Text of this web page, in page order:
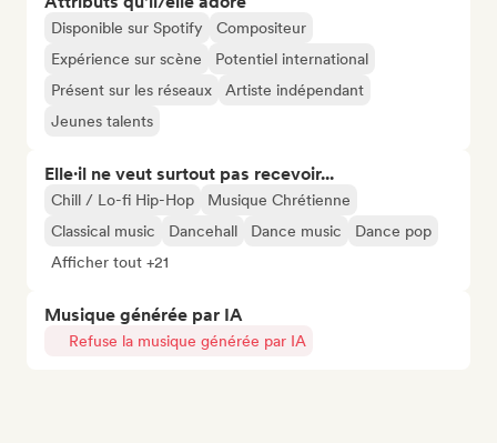
Disponible sur Spotify
Compositeur
Expérience sur scène
Potentiel international
Présent sur les réseaux
Artiste indépendant
Jeunes talents
Elle·il ne veut surtout pas recevoir...
Chill / Lo-fi Hip-Hop
Musique Chrétienne
Classical music
Dancehall Dance music
Dance pop
Afficher tout +21
Musique générée par IA
Refuse la musique générée par IA